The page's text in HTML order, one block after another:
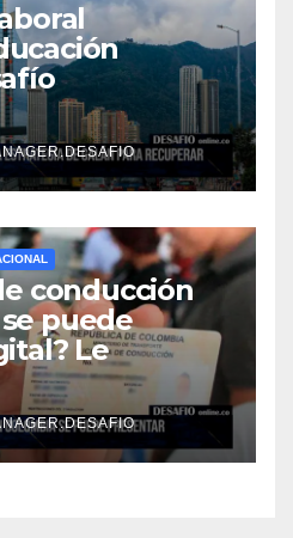
conducción
puede
Le